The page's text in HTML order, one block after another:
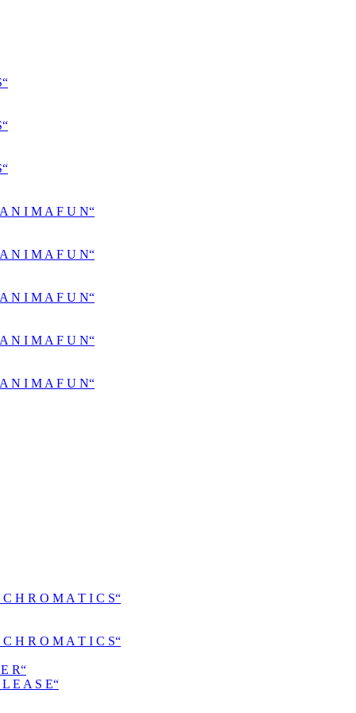
N I M A F U N“
N I M A F U N“
N I M A F U N“
N I M A F U N“
N I M A F U N“
H R O M A T I C S“
H R O M A T I C S“
R“
E A S E“